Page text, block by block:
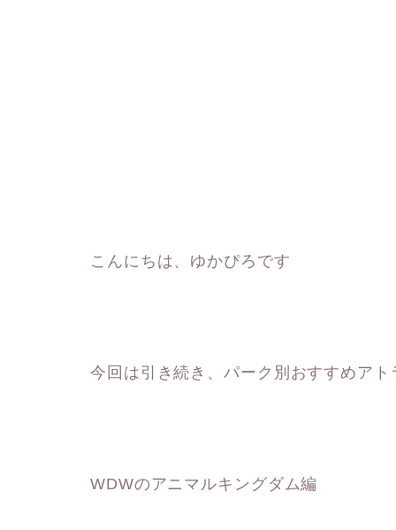
こんにちは、ゆかぴろです
今回は引き続き、パーク別おすすめア
WDWのアニマルキングダム編